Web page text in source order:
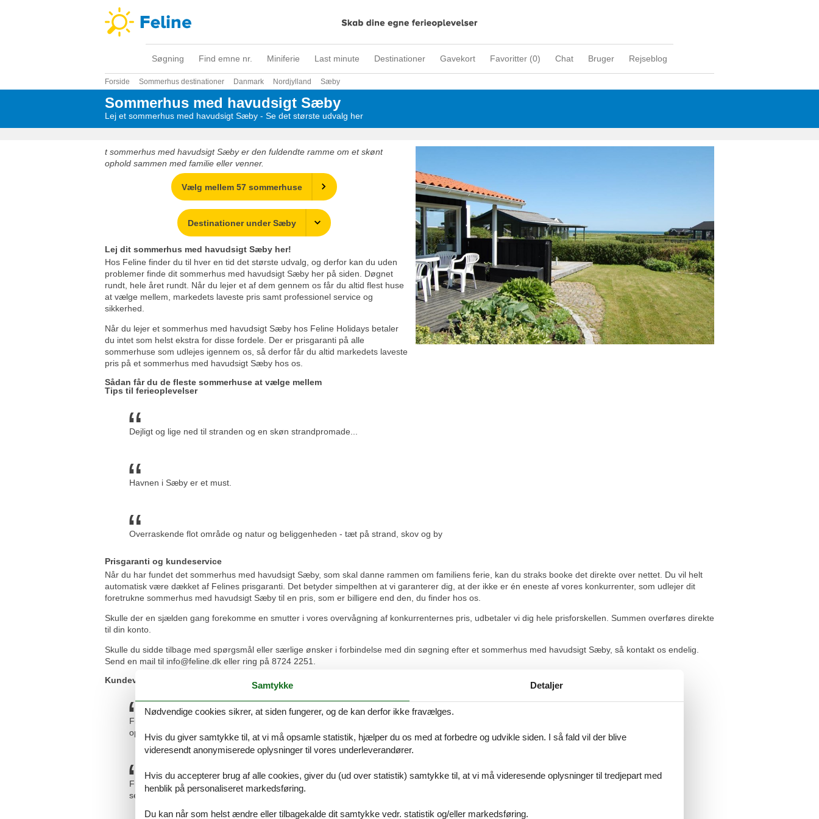
Søgning Find emne nr. Miniferie Last minute Destinationer Gavekort Favoritter (0) Chat Bruger Rejseblog
Forside Sommerhus destinationer Danmark Nordjylland Sæby
Sommerhus med havudsigt Sæby
Lej et sommerhus med havudsigt Sæby - Se det største udvalg her
t sommerhus med havudsigt Sæby er den fuldendte ramme om et skønt
ophold sammen med familie eller venner.
Vælg mellem 57 sommerhuse
Destinationer under Sæby
Lej dit sommerhus med havudsigt Sæby her!
Hos Feline finder du til hver en tid det største udvalg, og derfor kan du uden
problemer finde dit sommerhus med havudsigt Sæby her på siden. Døgnet
rundt, hele året rundt. Når du lejer et af dem gennem os får du altid flest huse
at vælge mellem, markedets laveste pris samt professionel service og
sikkerhed.
Når du lejer et sommerhus med havudsigt Sæby hos Feline Holidays betaler
du intet som helst ekstra for disse fordele. Der er prisgaranti på alle
sommerhuse som udlejes igennem os, så derfor får du altid markedets laveste
pris på et sommerhus med havudsigt Sæby hos os.
Sådan får du de fleste sommerhuse at vælge mellem
Tips til ferieoplevelser
Dejligt og lige ned til stranden og en skøn strandpromade...
Havnen i Sæby er et must.
Overraskende flot område og natur og beliggenheden - tæt på strand, skov og by
Prisgaranti og kundeservice
Når du har fundet det sommerhus med havudsigt Sæby, som skal danne rammen om familiens ferie, kan du straks booke det direkte over nettet. Du vil helt
automatisk være dækket af Felines prisgaranti. Det betyder simpelthen at vi garanterer dig, at der ikke er én eneste af vores konkurrenter, som udlejer dit
foretrukne sommerhus med havudsigt Sæby til en pris, som er billigere end den, du finder hos os.
Skulle der en sjælden gang forekomme en smutter i vores overvågning af konkurrenternes pris, udbetaler vi dig hele prisforskellen. Summen overføres direkte
til din konto.
Skulle du sidde tilbage med spørgsmål eller særlige ønsker i forbindelse med din søgning efter et sommerhus med havudsigt Sæby, så kontakt os endelig.
Send en mail til info@feline.dk eller ring på 8724 2251.
Kundevurderinger af Feline Holidays
Fin service også pr mail. Nemt at booke og hurtig tilbagemelding på mail, da jeg kontaktede, da jeg havde tastet forkert i min booking, super
oplevelse.
Fremragende service. Vi var 8 drenge der lejede et sommerhus i Odsherred for en weekend, og alt forløb fuldstændigt fejlfrit. Hurtig og præcis
service, både via mail og telefon. Kan klart anbefales!
Samtykke Detaljer
Nødvendige cookies sikrer, at siden fungerer, og de kan derfor ikke fravælges.
Hvis du giver samtykke til, at vi må opsamle statistik, hjælper du os med at forbedre og udvikle siden. I så fald vil der blive
videresendt anonymiserede oplysninger til vores underleverandører.
Hvis du accepterer brug af alle cookies, giver du (ud over statistik) samtykke til, at vi må videresende oplysninger til tredjepart med
henblik på personaliseret markedsføring.
Du kan når som helst ændre eller tilbagekalde dit samtykke vedr. statistik og/eller markedsføring.